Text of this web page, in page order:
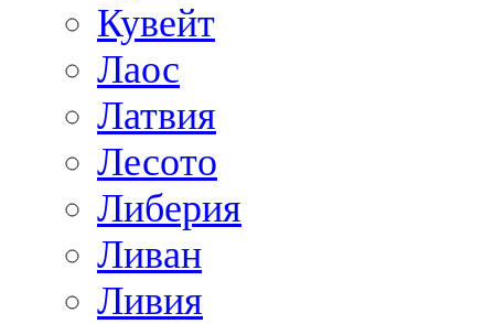
Кувейт
Лаос
Латвия
Лесото
Либерия
Ливан
Ливия